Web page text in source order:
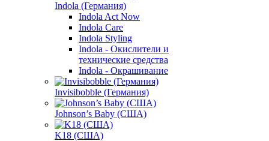
Indola (Германия)
Indola Act Now
Indola Care
Indola Styling
Indola - Окислители и
технические средства
Indola - Окрашивание
Invisibobble (Германия)
Johnson’s Baby (США)
K18 (США)